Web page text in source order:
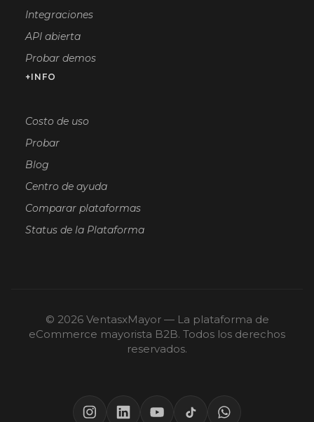
Integraciones
API abierta
Probar demos
+INFO
Costo de uso
Probar
Blog
Centro de ayuda
Comparar plataformas
Status de la Plataforma
© 2026 VentasxMayor — La plataforma de
eCommerce mayorista B2B. Todos los derechos
reservados.